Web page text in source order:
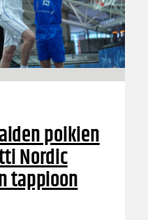
poikien
Nordic
tappioon